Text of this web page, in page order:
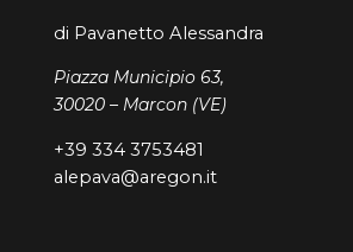
di Pavanetto Alessandra
Piazza Municipio 63,
30020 – Marcon (VE)
+39 334 3753481
alepava@aregon.it